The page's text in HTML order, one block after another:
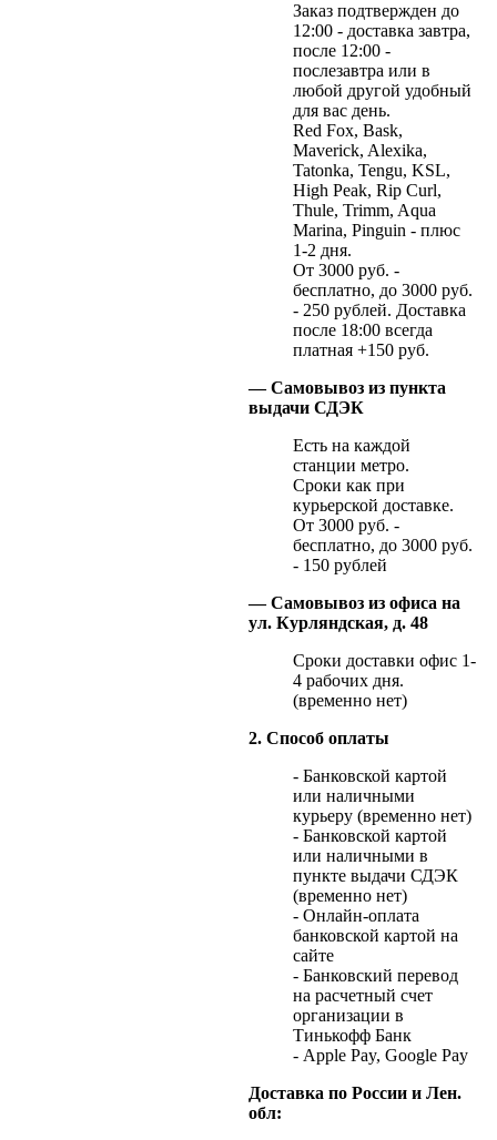
Заказ подтвержден до
12:00 - доставка завтра,
после 12:00 -
послезавтра или в
любой другой удобный
для вас день.
Red Fox, Bask,
Maverick, Alexika,
Tatonka, Tengu, KSL,
High Peak, Rip Curl,
Thule, Trimm, Aqua
Marina, Pinguin - плюс
1-2 дня.
От 3000 руб. -
бесплатно, до 3000 руб.
- 250 рублей. Доставка
после 18:00 всегда
платная +150 руб.
— Самовывоз из пункта
выдачи СДЭК
Есть на каждой
станции метро.
Сроки как при
курьерской доставке.
От 3000 руб. -
бесплатно, до 3000 руб.
- 150 рублей
— Самовывоз из офиса на
ул. Курляндская, д. 48
Сроки доставки офис 1-
4 рабочих дня.
(временно нет)
2. Способ оплаты
- Банковской картой
или наличными
курьеру (временно нет)
- Банковской картой
или наличными в
пункте выдачи СДЭК
(временно нет)
- Онлайн-оплата
банковской картой на
сайте
- Банковский перевод
на расчетный счет
организации в
Тинькофф Банк
- Apple Pay, Google Pay
Доставка по России и Лен.
обл: